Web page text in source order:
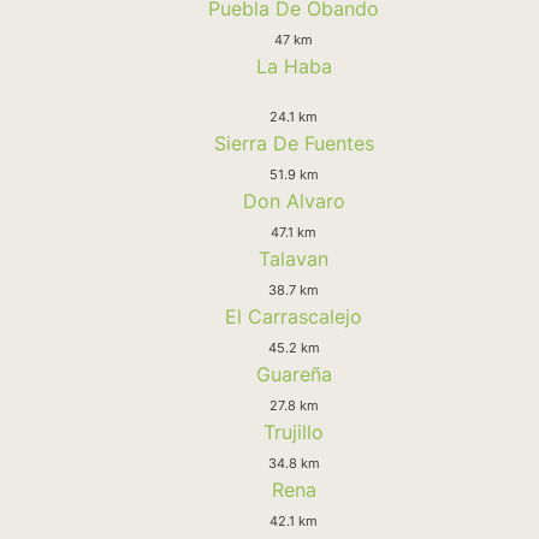
Puebla De Obando
47 km
La Haba
24.1 km
Sierra De Fuentes
51.9 km
Don Alvaro
47.1 km
Talavan
38.7 km
El Carrascalejo
45.2 km
Guareña
27.8 km
Trujillo
34.8 km
Rena
42.1 km